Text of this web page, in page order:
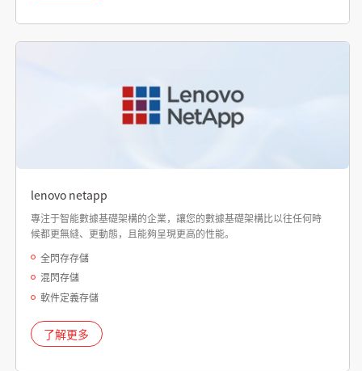
lenovo netapp
專注于智能數據基礎架構的企業，讓您的數據基礎架構比以往任何時
候都更無縫、更動態，且能夠呈現更高的性能。
全閃存存儲
混閃存儲
軟件定義存儲
了解更多